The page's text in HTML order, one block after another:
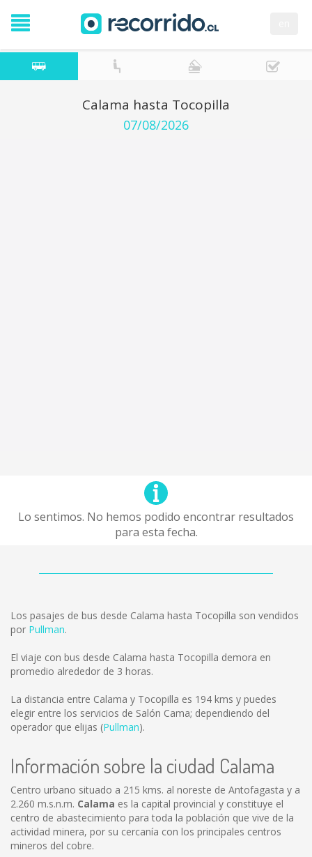
Calama hasta Tocopilla
07/08/2026
Lo sentimos. No hemos podido encontrar resultados
para esta fecha.
Los pasajes de bus desde Calama hasta Tocopilla son vendidos
por Pullman.
El viaje con bus desde Calama hasta Tocopilla demora en
promedio alrededor de 3 horas.
La distancia entre Calama y Tocopilla es 194 kms y puedes
elegir entre los servicios de Salón Cama; dependiendo del
operador que elijas (Pullman).
Información sobre la ciudad Calama
Centro urbano situado a 215 kms. al noreste de Antofagasta y a
2.260 m.s.n.m. Calama es la capital provincial y constituye el
centro de abastecimiento para toda la población que vive de la
actividad minera, por su cercanía con los principales centros
mineros del cobre.